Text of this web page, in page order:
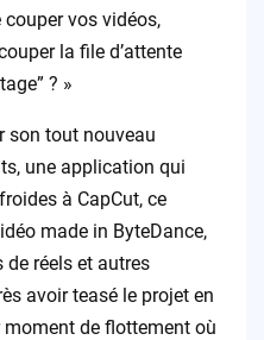
vos vidéos,
la file d’attente
? »
son tout nouveau
une application qui
à CapCut, ce
made in ByteDance,
de réels et autres
avoir teasé le projet en
de flottement où